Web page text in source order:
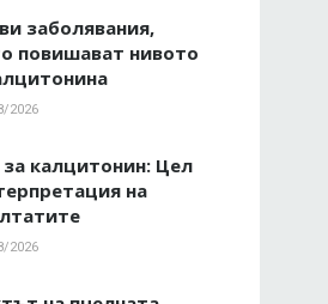
заболявания,
повишават нивото
2026
за калцитонин: Цел
на
2026